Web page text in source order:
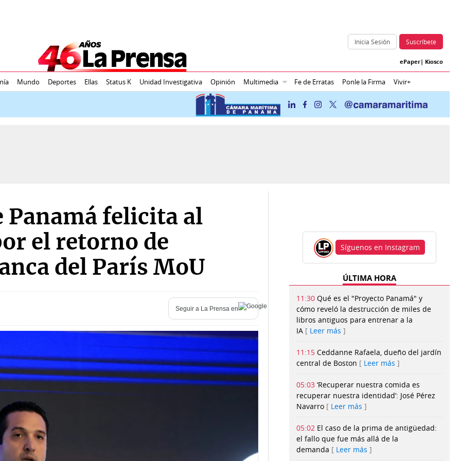
Inicia Sesión Suscríbete
ePaper| Kiosco
Mundo Deportes Ellas Status K Unidad Investigativa Opinión Multimedia Fe de Erratas Ponle la Firma Vivir+
Panamá felicita al
el retorno de
del París MoU
Seguir a La Prensa en
Síguenos en Instagram
ÚLTIMA HORA
11:30 Qué es el "Proyecto Panamá" y
cómo reveló la destrucción de miles de
libros antiguos para entrenar a la
IA
Leer más
11:15 Ceddanne Rafaela, dueño del jardín
central de Boston
Leer más
05:03 ‘Recuperar nuestra comida es
recuperar nuestra identidad’: José Pérez
Navarro
Leer más
05:02 El caso de la prima de antigüedad:
el fallo que fue más allá de la
demanda
Leer más